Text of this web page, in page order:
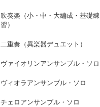
吹奏楽（小・中・大編成・基礎練
習）
二重奏（異楽器デュエット）
ヴァイオリンアンサンブル・ソロ
ヴィオラアンサンブル・ソロ
チェロアンサンブル・ソロ